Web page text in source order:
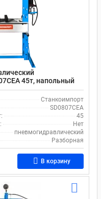
45т, напольный
Станкоимпорт
SD0807CEA
45
Нет
пневмогидравлический
Разборная
В корзину